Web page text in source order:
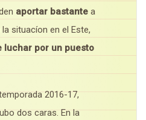
aportar bastante a
situacíon en el Este,
luchar por un puesto
2016-17,
dos caras. En la